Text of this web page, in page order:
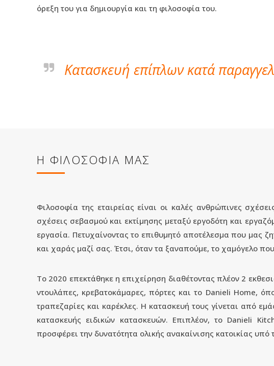
όρεξη του για δημιουργία και τη φιλοσοφία του.
Kατασκευή επίπλων κατά
Η ΦΙΛΟΣΟΦΙΑ ΜΑΣ
Φιλοσοφία της εταιρείας είναι οι καλές ανθρώπινες
σχέσεις σεβασμού και εκτίμησης μεταξύ εργοδότη και
εργασία. Πετυχαίνοντας το επιθυμητό αποτέλεσμα που μας
και χαράς μαζί σας. Έτσι, όταν τα ξαναπούμε, το χαμόγελο
Το 2020 επεκτάθηκε η επιχείρηση διαθέτοντας πλέον 2
ντουλάπες, κρεβατοκάμαρες, πόρτες και το Danieli Home,
τραπεζαρίες και καρέκλες. Η κατασκευή τους γίνεται από
κατασκευής ειδικών κατασκευών. Επιπλέον, το Danieli
προσφέρει την δυνατότητα ολικής ανακαίνισης κατοικίας υπό